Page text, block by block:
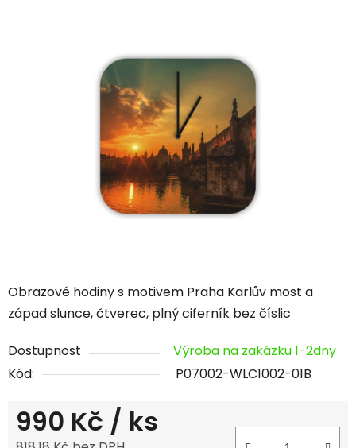
Obrazové hodiny s motivem Praha Karlův most a
západ slunce, čtverec, plný ciferník bez číslic
Dostupnost
Výroba na zakázku 1-2dny
Kód:
P07002-WLC1002-01B
990 Kč / ks